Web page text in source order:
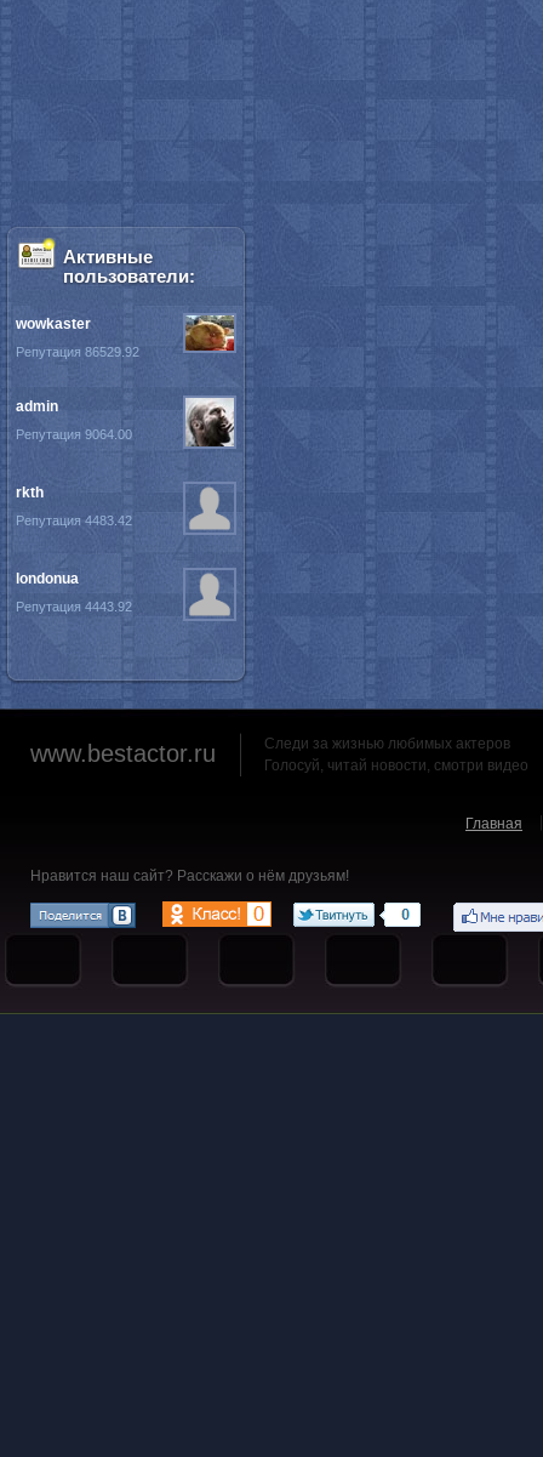
Активные
пользователи:
wowkaster
Репутация 86529.92
admin
Репутация 9064.00
rkth
Репутация 4483.42
londonua
Репутация 4443.92
www.bestactor.ru
Следи за жизнью любимых актеров
Голосуй, читай новости, смотри видео
Главная
Нравится наш сайт? Расскажи о нём друзьям!